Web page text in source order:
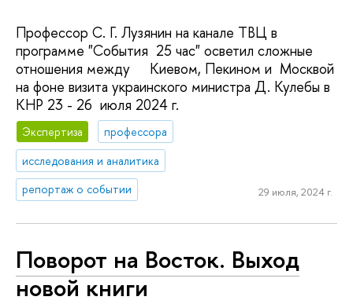
Профессор С. Г. Лузянин на канале ТВЦ в
программе "События 25 час" осветил сложные
отношения между Киевом, Пекином и Москвой
на фоне визита украинского министра Д. Кулебы в
КНР 23 - 26 июля 2024 г.
Экспертиза
профессора
исследования и аналитика
репортаж о событии
29 июля, 2024 г.
Поворот на Восток. Выход
новой книги